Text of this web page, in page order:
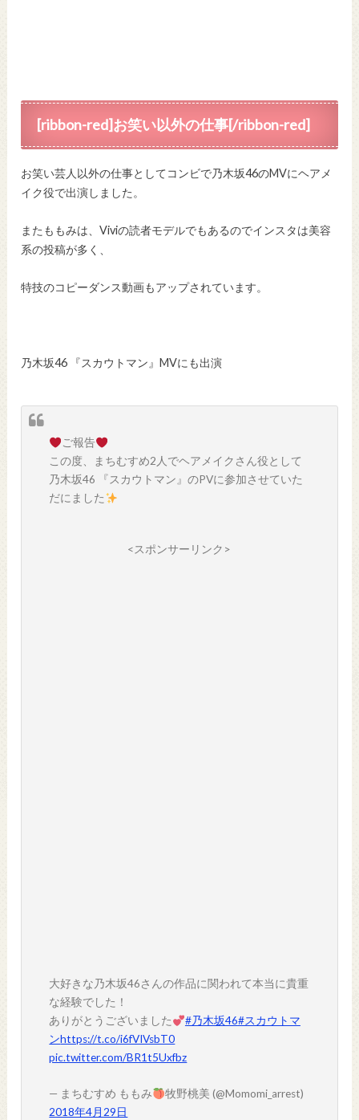
[ribbon-red]お笑い以外の仕事[/ribbon-red]
お笑い芸人以外の仕事としてコンビで乃木坂46のMVにヘアメ
イク役で出演しました。
またももみは、Viviの読者モデルでもあるのでインスタは美容
系の投稿が多く、
特技のコピーダンス動画もアップされています。
乃木坂46 『スカウトマン』MVにも出演
ご報告
この度、まちむすめ2人でヘアメイクさん役として
乃木坂46 『スカウトマン』のPVに参加させていた
だにました
<スポンサーリンク>
大好きな乃木坂46さんの作品に関われて本当に貴重
な経験でした！
ありがとうございました
#乃木坂46#スカウトマ
ンhttps://t.co/i6fVIVsbT0
pic.twitter.com/BR1t5Uxfbz
— まちむすめ ももみ
牧野桃美 (@Momomi_arrest)
2018年4月29日